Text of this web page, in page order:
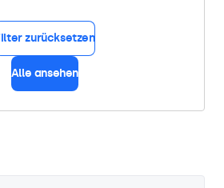
zurücksetzen
Alle ansehen